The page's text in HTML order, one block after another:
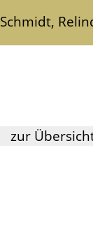
Schmidt,
zur